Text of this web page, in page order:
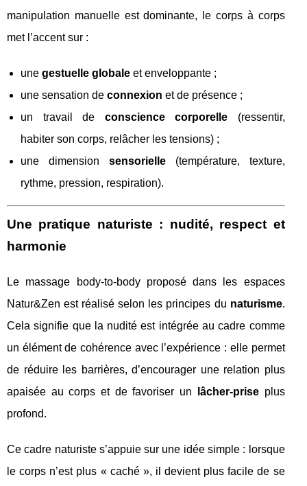
manipulation manuelle est dominante, le corps à corps
met l’accent sur :
une gestuelle globale et enveloppante ;
une sensation de connexion et de présence ;
un travail de conscience corporelle (ressentir,
habiter son corps, relâcher les tensions) ;
une dimension sensorielle(température, texture,
rythme, pression, respiration).
Une pratique naturiste : nudité, respect et
harmonie
Le massage body-to-body proposé dans les espaces
Natur&Zen est réalisé selon les principes du naturisme.
Cela signifie que la nudité est intégrée au cadre comme
un élément de cohérence avec l’expérience : elle permet
de réduire les barrières, d’encourager une relation plus
apaisée au corps et de favoriser un
lâcher-priseplus
profond.
Ce cadre naturiste s’appuie sur une idée simple : lorsque
le corps n’est plus « caché », il devient plus facile de se